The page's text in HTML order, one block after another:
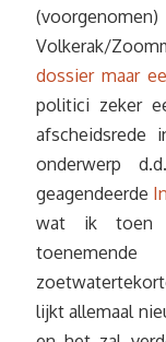
Volkerak/
dossier maar
politici zeker
afscheidsrede
onderwerp
geagendeerde
wat ik toen
lijkt allemaal